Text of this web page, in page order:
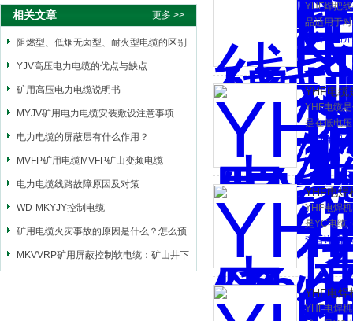
相关文章 更多 >>
阻燃型、低烟无卤型、耐火型电缆的区别
是什么？
YJV高压电力电缆的优点与缺点
矿用高压电力电缆说明书
MYJV矿用电力电缆安装敷设注意事项
电力电缆的屏蔽层有什么作用？
MVFP矿用电缆MVFP矿山变频电缆
电力电缆线路故障原因及对策
WD-MKYJY控制电缆
矿用电缆火灾事故的原因是什么？怎么预
防？
MKVVRP矿用屏蔽控制软电缆：矿山井下
YHF焊把
品适用于
焊机二次
查看详细
YHF电缆
YHF电缆
是在低电
查看详细
YHF电焊
YHF电焊
是YC电缆
阻大、电
查看详细
YHF电焊
YHF电焊